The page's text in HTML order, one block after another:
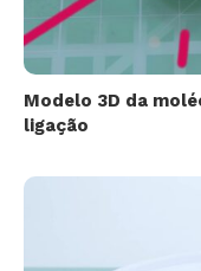
Modelo 3D da
ligação